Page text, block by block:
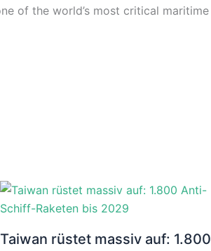
of the world’s most critical maritime
Taiwan rüstet massiv auf: 1.800